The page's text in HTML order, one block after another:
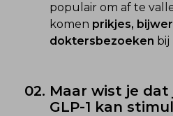
populair om af te
komen prikjes,
doktersbezoeken bij
02. Maar wist je dat
GLP-1 kan